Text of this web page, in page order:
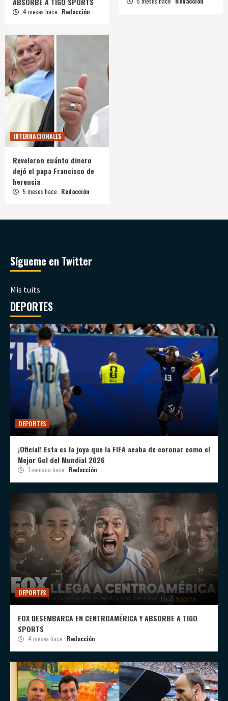
4 meses hace Redacción
INTERNACIONALES
Revelaron cuánto dinero
dejó el papa Francisco de
herencia
5 meses hace Redacción
Sígueme en Twitter
Mis tuits
DEPORTES
DEPORTES
¡Oficial! Esta es la joya que la FIFA acaba de coronar como el
Mejor Gol del Mundial 2026
1 semana hace Redacción
DEPORTES
FOX DESEMBARCA EN CENTROAMÉRICA Y ABSORBE A TIGO
SPORTS
4 meses hace Redacción